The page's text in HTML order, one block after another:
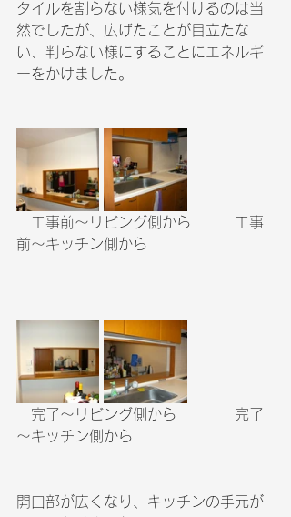
タイルを割らない様気を付けるのは当
然でしたが、広げたことが目立たな
い、判らない様にすることにエネルギ
ーをかけました。
工事前～リビング側から　　　工事
前～キッチン側から
完了～リビング側から　　　　完了
～キッチン側から
開口部が広くなり、キッチンの手元が